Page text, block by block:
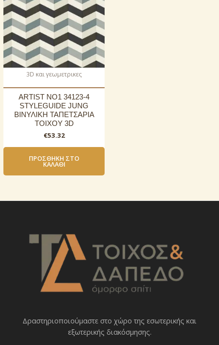
3D και γεωμετρικες
ARTIST NO1 34123-4
STYLEGUIDE JUNG
ΒΙΝΥΛΙΚΗ ΤΑΠΕΤΣΑΡΙΑ
ΤΟΙΧΟΥ 3D
€53.32
ΠΡΟΣΘΉΚΗ ΣΤΟ
ΚΑΛΆΘΙ
Δραστηριοποιoύμαστε στο χώρο της εσωτερικής και
εξωτερικής διακόσμησης.